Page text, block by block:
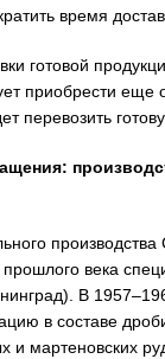
время
готовой
приобрести еще
перевозить
века
В
в составе
и мартеновских